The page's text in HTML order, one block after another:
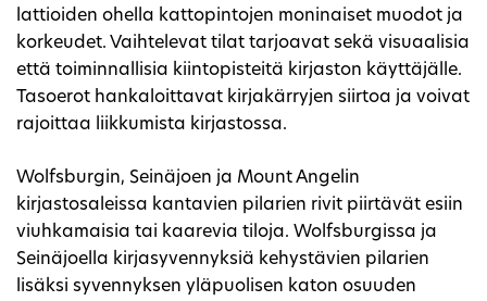
lattioiden ohella kattopintojen moninaiset muodot ja
korkeudet. Vaihtelevat tilat tarjoavat sekä visuaalisia
että toiminnallisia kiintopisteitä kirjaston käyttäjälle.
Tasoerot hankaloittavat kirjakärryjen siirtoa ja voivat
rajoittaa liikkumista kirjastossa.
Wolfsburgin, Seinäjoen ja Mount Angelin
kirjastosaleissa kantavien pilarien rivit piirtävät esiin
viuhkamaisia tai kaarevia tiloja. Wolfsburgissa ja
Seinäjoella kirjasyvennyksiä kehystävien pilarien
lisäksi syvennyksen yläpuolisen katon osuuden